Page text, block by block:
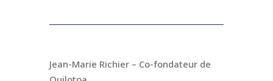
Jean-Marie Richier – Co-fondateur de